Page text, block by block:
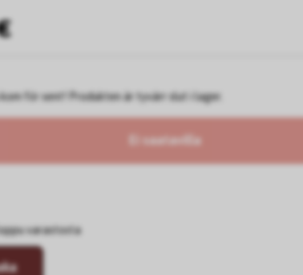
för sent! Produkten är tyvärr slut i lager.
Ei saatavilla
varastosta